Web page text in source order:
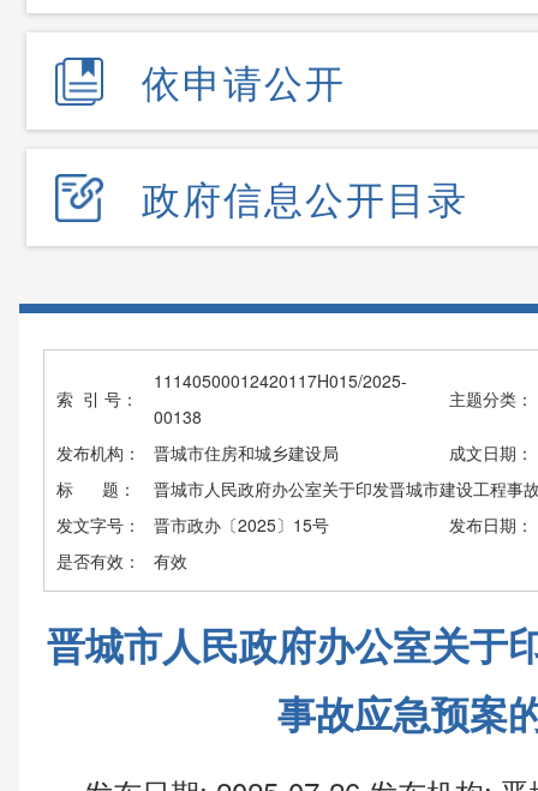
依申请公开
政府信息公开目录
索 引 号：
11140500012420117H015/2025-
00138
主题分类：
发布机构： 晋城市住房和城乡建设局
成文日期：
标 题：
晋城市人民政府办公室关于印发晋城市建设工程事
发文字号：
晋市政办〔2025〕15号
发布日期：
是否有效：
有效
晋城市人民政府办公室关于
事故应急预案